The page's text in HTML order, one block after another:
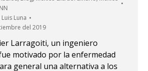
Luna
del 2019
Larragoiti, un ingeniero
motivado por la enfermedad
general una alternativa a los